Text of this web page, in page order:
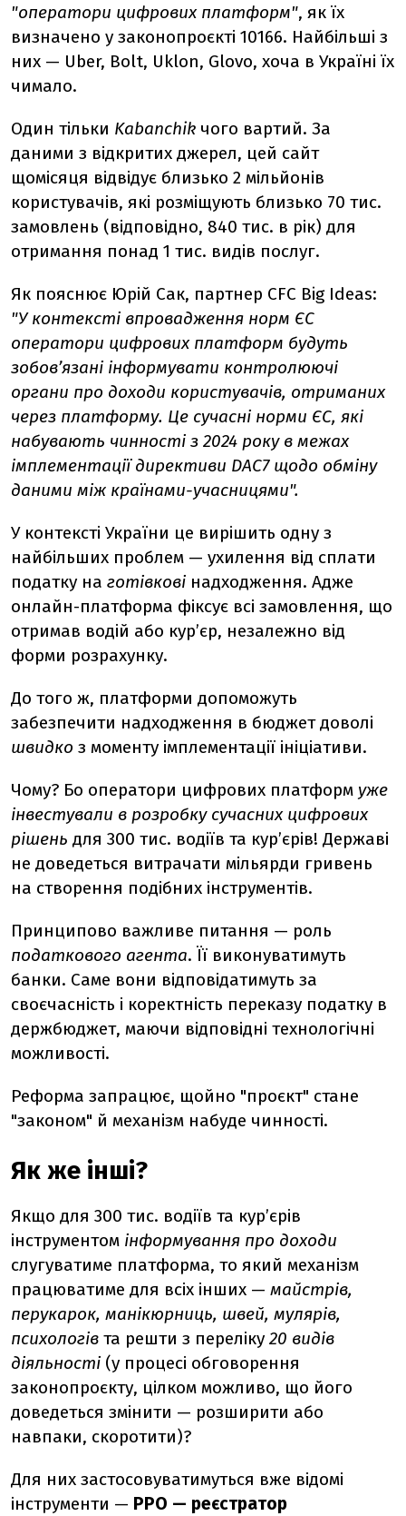
"оператори цифрових платформ", як їх
визначено у законопроєкті 10166. Найбільші з
них — Uber, Bolt, Uklon, Glovo, хоча в Україні їх
чимало.
Один тільки Kabanchik чого вартий. За
даними з відкритих джерел, цей сайт
щомісяця відвідує близько 2 мільйонів
користувачів, які розміщують близько 70 тис.
замовлень (відповідно, 840 тис. в рік) для
отримання понад 1 тис. видів послуг.
Як пояснює Юрій Сак, партнер СFC Big Ideas:
"У контексті впровадження норм ЄС
оператори цифрових платформ будуть
зобов’язані інформувати контролюючі
органи про доходи користувачів, отриманих
через платформу. Це сучасні норми ЄС, які
набувають чинності з 2024 року в межах
імплементації директиви DAC7 щодо обміну
даними між країнами-учасницями".
У контексті України це вирішить одну з
найбільших проблем — ухилення від сплати
податку на готівкові надходження. Адже
онлайн-платформа фіксує всі замовлення, що
отримав водій або кур’єр, незалежно від
форми розрахунку.
До того ж, платформи допоможуть
забезпечити надходження в бюджет доволі
швидко з моменту імплементації ініціативи.
Чому? Бо оператори цифрових платформ уже
інвестували в розробку сучасних цифрових
рішень для 300 тис. водіїв та кур’єрів! Державі
не доведеться витрачати мільярди гривень
на створення подібних інструментів.
Принципово важливе питання — роль
податкового агента. Її виконуватимуть
банки. Саме вони відповідатимуть за
своєчасність і коректність переказу податку в
держбюджет, маючи відповідні технологічні
можливості.
Реформа запрацює, щойно "проєкт" стане
"законом" й механізм набуде чинності.
Як же інші?
Якщо для 300 тис. водіїв та кур’єрів
інструментом інформування про доходи
слугуватиме платформа, то який механізм
працюватиме для всіх інших — майстрів,
перукарок, манікюрниць, швей, мулярів,
психологів та решти з переліку 20 видів
діяльності (у процесі обговорення
законопроєкту, цілком можливо, що його
доведеться змінити — розширити або
навпаки, скоротити)?
Для них застосовуватимуться вже відомі
інструменти — РРО — реєстратор